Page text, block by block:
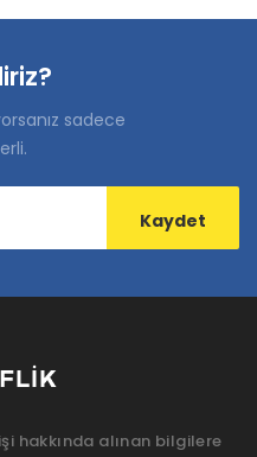
sadece
hakkında alınan bilgilere